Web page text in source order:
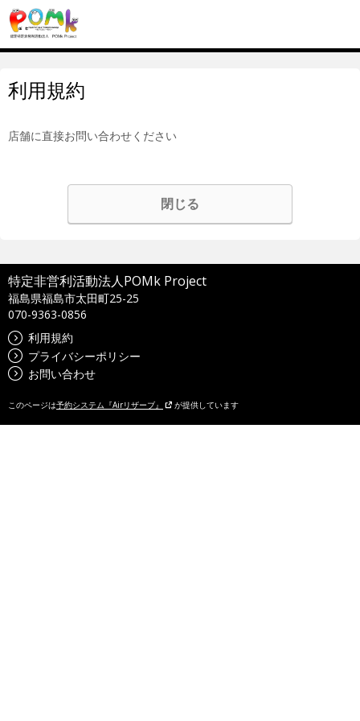
利用規約
店舗に直接お問い合わせください
閉じる
特定非営利活動法人POMk Project
福島県福島市太田町25-25
070-9363-0856
利用規約
プライバシーポリシー
お問い合わせ
このページは予約システム『Airリザーブ』 が提供しています